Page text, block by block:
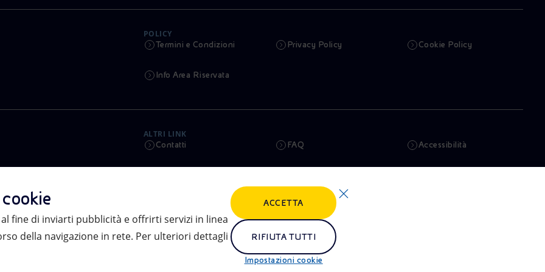
POLICY
Termini e Condizioni Privacy Policy Cookie Policy
Info Area Riservata
ALTRI LINK
Contatti FAQ Accessibilità
Truffe e Phishing
eniSpace Remit
fine di inviarti pubblicità e offrirti servizi in linea
della navigazione in rete. Per ulteriori dettagli
Impostazioni cookie
RIFIUTA TUTTI
ACCETTA